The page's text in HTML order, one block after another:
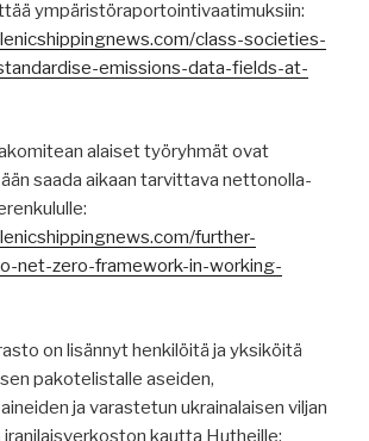
ympäristöraportointivaatimuksiin:
class-societies-
emissions-data-fields-at-
alaiset työryhmät ovat
saada aikaan tarvittava nettonolla-
further-
net-zero-framework-in-working-
on lisännyt henkilöitä ja yksiköitä
pakotelistalle aseiden,
ja varastetun ukrainalaisen viljan
kautta Hutheille: